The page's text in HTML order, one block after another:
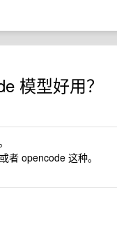
模型好用？
者 opencode 这种。